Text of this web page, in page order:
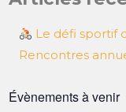
Le défi sportif
Rencontres
Évènements à venir